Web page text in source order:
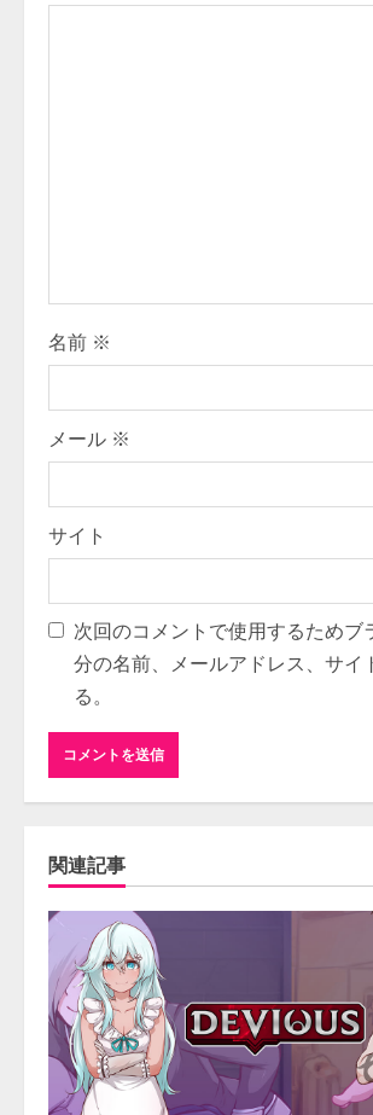
n
g
名前 ※
メール ※
サイト
次回のコメントで使用するためブ
分の名前、メールアドレス、サイ
る。
関連記事